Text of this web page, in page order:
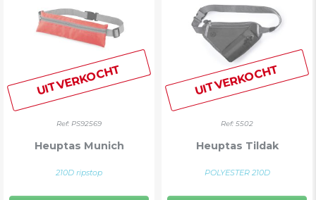
UITVERKOCHT
Ref: PS92569
Heuptas Munich
210D ripstop
UITVERKOCHT
Ref: 5502
Heuptas Tildak
POLYESTER 210D